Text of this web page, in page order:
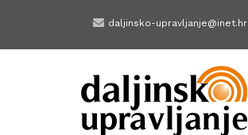
daljinsko-upravljanje@inet.hr